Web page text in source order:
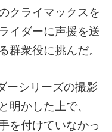
クライマックスを
イダーに声援を送
群衆役に挑んだ。
ーシリーズの撮影
明かした上で、
を付けていなかっ